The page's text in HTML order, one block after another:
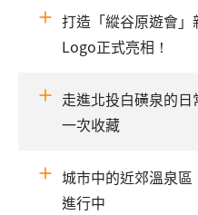
打造「縱谷原遊會
Logo正式亮相！
走進北投白磺泉的
一次收藏
城市中的近郊溫泉
進行中